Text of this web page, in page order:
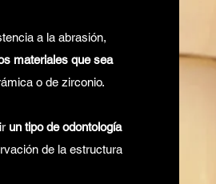
a la abrasión,
materiales que sea
o de zirconio.
un tipo de odontología
de la estructura